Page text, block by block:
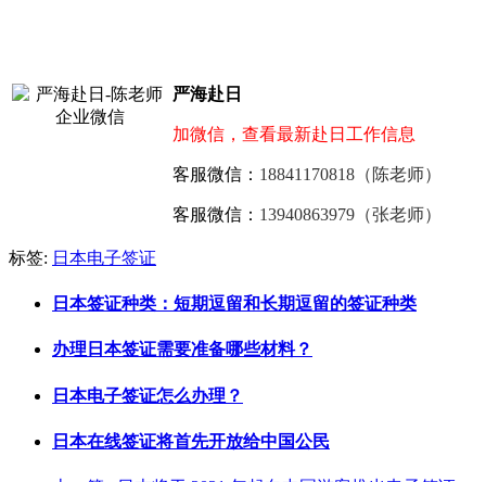
严海赴日
加微信，查看最新赴日工作信息
客服微信： 18841170818（陈老师）
客服微信： 13940863979（张老师）
标签: 日本电子签证
日本签证种类：短期逗留和长期逗留的签证种类
办理日本签证需要准备哪些材料？
日本电子签证怎么办理？
日本在线签证将首先开放给中国公民